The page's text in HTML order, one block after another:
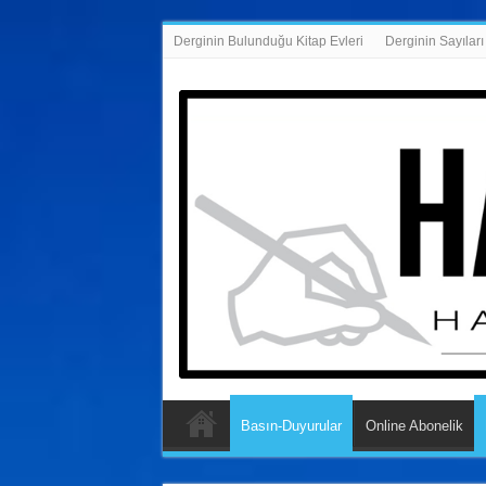
Derginin Bulunduğu Kitap Evleri Derginin Sayıları
Basın-Duyurular Online Abonelik